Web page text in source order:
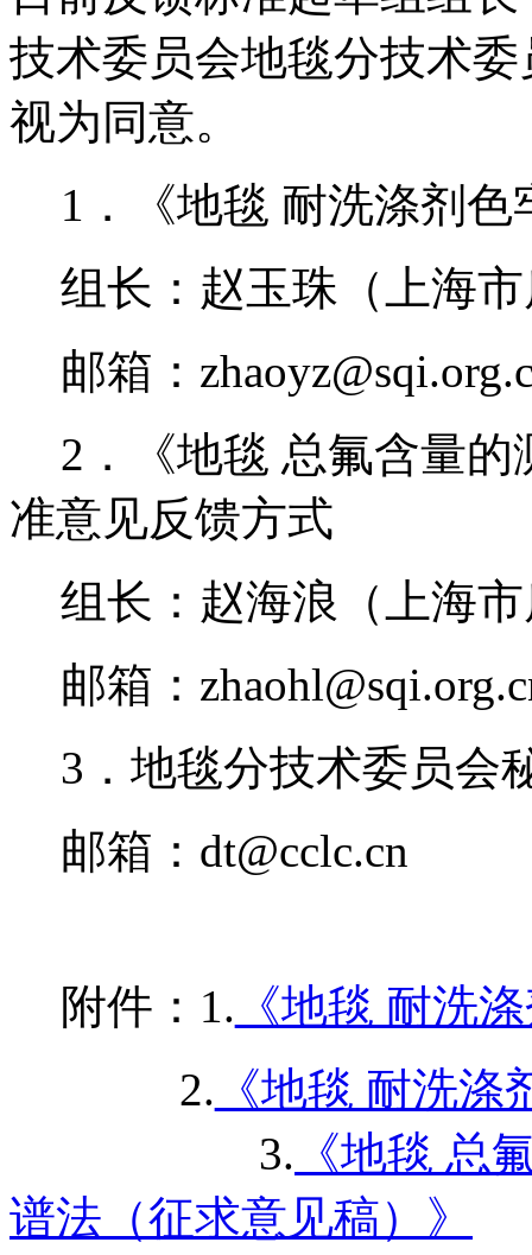
技术委员会地毯分技术
视为同意。
1．《地毯 耐洗涤剂
组长：赵玉珠（上海
邮箱：
2．《地毯 总氟含量的
准意见反馈方式
组长：赵海浪（上海
邮箱：
3．地毯分技术委员会
邮箱： dt@cclc.cn
附件： 1. 《地毯 耐洗
2. 《地毯 耐洗
3. 《地毯 总
谱法（征求意见稿）》